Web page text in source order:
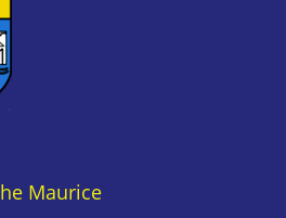
Maurice